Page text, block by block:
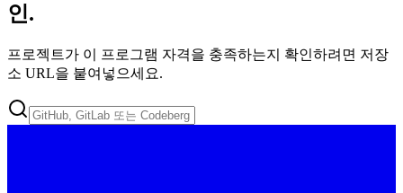
인.
프로젝트가 이 프로그램 자격을 충족하는지 확인하려면 저장
소 URL을 붙여넣으세요.